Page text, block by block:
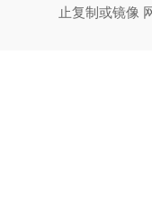
止复制或镜像